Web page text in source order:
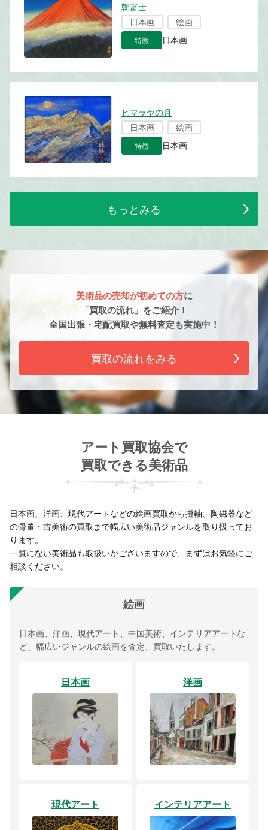
朝富士
日本画
絵画
特徴 日本画
ヒマラヤの月
日本画
絵画
特徴 日本画
もっとみる
美術品の売却が初めての方に
「買取の流れ」をご紹介！
全国出張・宅配買取や無料査定も実施中！
買取の流れをみる
アート買取協会で
買取できる美術品
日本画、洋画、現代アートなどの絵画買取から掛軸、陶磁器など
の骨董・古美術の買取まで幅広い美術品ジャンルを取り扱ってお
ります。
一覧にない美術品も取扱いがございますので、まずはお気軽にご
相談ください。
絵画
日本画、洋画、現代アート、中国美術、インテリアアートな
ど、幅広いジャンルの絵画を査定、買取いたします。
日本画 洋画
現代アート インテリアアート